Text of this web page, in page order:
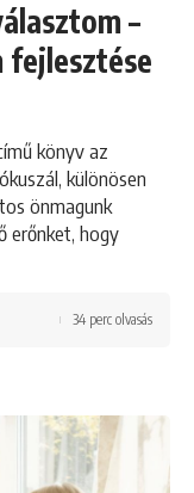
–
fejlesztése
könyv az
különösen
önmagunk
erőnket, hogy
34 perc olvasás